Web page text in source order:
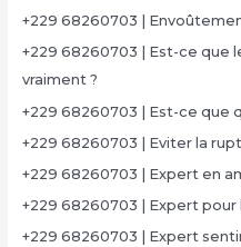
+229 68260703 |
+229 68260703 | Est-ce que
vraiment ?
+229 68260703 | Est-ce que
+229 68260703 | Eviter la
+229 68260703 | Expert en
+229 68260703 | Expert pour
+229 68260703 | Expert